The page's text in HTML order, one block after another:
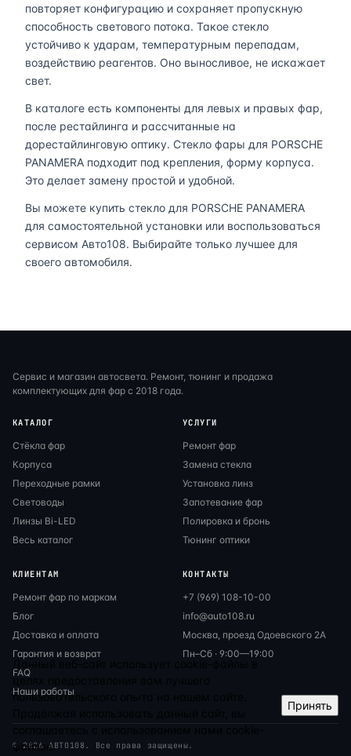
повторяет конфигурацию и сохраняет пропускную
способность светового потока. Такое стекло
устойчиво к ударам, температурным перепадам,
воздействию реагентов. Оно выносливое, не искажает
свет.
В каталоге есть компоненты для левых и правых фар,
после рестайлинга и рассчитанные на
дорестайлинговую оптику. Стекло фары для PORSCHE
PANAMERA подходит под крепления, форму корпуса.
Это делает замену простой и удобной.
Вы можете купить стекло для PORSCHE PANAMERA
для самостоятельной установки или воспользоваться
сервисом Авто108. Выбирайте только лучшее для
своего автомобиля.
Сервис и магазин автосвета. Ремонт, тюнинг и продажа
комплектующих для фар с 2018 года.
КАТАЛОГ
Стёкла фар
Корпуса
Переходные рамки
Световоды
Линзы Bi-LED
Весь каталог
УСЛУГИ
Ремонт фар
Замена стекла
Установка линз
Запотевание фар
Полировка и бронь
Тюнинг оптики
КЛИЕНТАМ
Ремонт фар по маркам
Блог
Доставка и оплата
Гарантия и возврат
FAQ
Наши работы
КОНТАКТЫ
+7 (969) 108-10-00
info@auto108.ru
Москва, проезд Одоевского 2А
Пн–Сб · 9:00—19:00
© 2026 АВТО108. Все права защищены.
Данный веб-сайт использует cookie-файлы в
целях предоставления вам лучшего
пользовательского опыта на нашем сайте.
файлов.
Принять